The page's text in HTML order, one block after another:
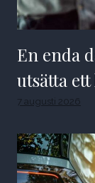
En enda
utsätta
7 augusti 2026